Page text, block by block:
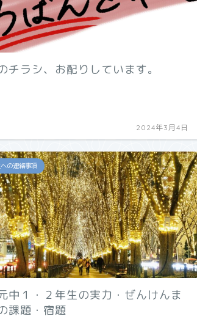
チラシ、お配りしています。
2024年3月4日
の連絡事項
中１・２年生の実力・ぜんけんま
課題・宿題